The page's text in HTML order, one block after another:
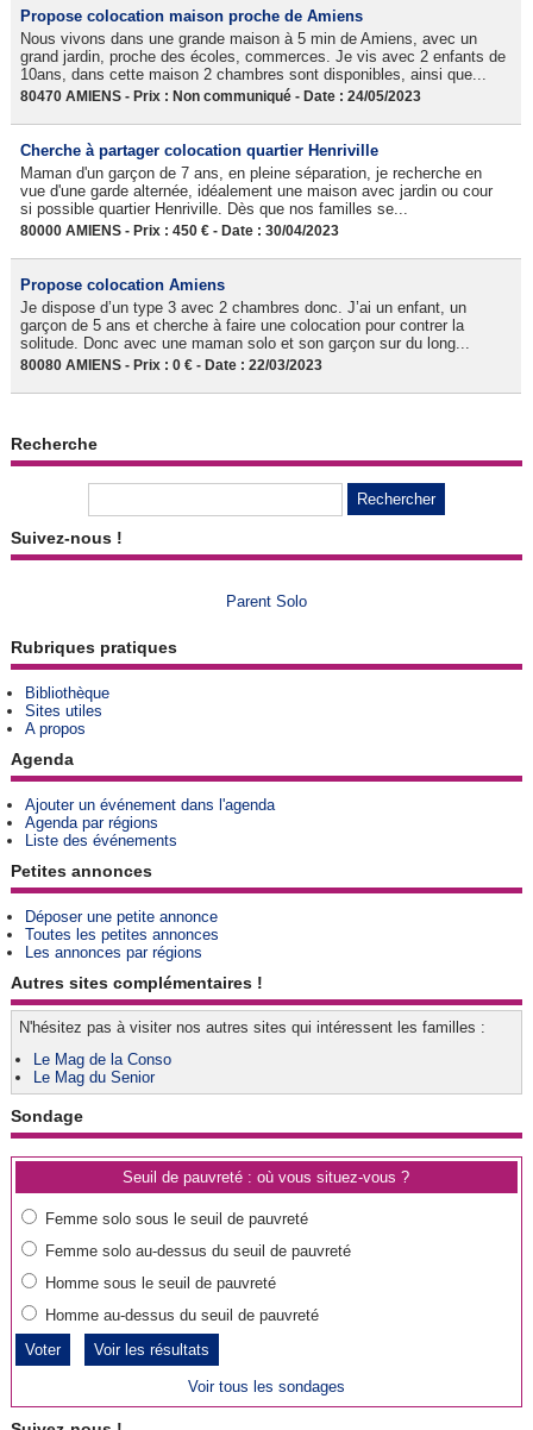
Propose colocation maison proche de Amiens
Nous vivons dans une grande maison à 5 min de Amiens, avec un
grand jardin, proche des écoles, commerces. Je vis avec 2 enfants de
10ans, dans cette maison 2 chambres sont disponibles, ainsi que...
80470 AMIENS - Prix : Non communiqué - Date : 24/05/2023
Cherche à partager colocation quartier Henriville
Maman d'un garçon de 7 ans, en pleine séparation, je recherche en
vue d'une garde alternée, idéalement une maison avec jardin ou cour
si possible quartier Henriville. Dès que nos familles se...
80000 AMIENS - Prix : 450 € - Date : 30/04/2023
Propose colocation Amiens
Je dispose d’un type 3 avec 2 chambres donc. J’ai un enfant, un
garçon de 5 ans et cherche à faire une colocation pour contrer la
solitude. Donc avec une maman solo et son garçon sur du long...
80080 AMIENS - Prix : 0 € - Date : 22/03/2023
Recherche
Suivez-nous !
Parent Solo
Rubriques pratiques
Bibliothèque
Sites utiles
A propos
Agenda
Ajouter un événement dans l'agenda
Agenda par régions
Liste des événements
Petites annonces
Déposer une petite annonce
Toutes les petites annonces
Les annonces par régions
Autres sites complémentaires !
N'hésitez pas à visiter nos autres sites qui intéressent les familles :
Le Mag de la Conso
Le Mag du Senior
Sondage
Seuil de pauvreté : où vous situez-vous ?
Femme solo sous le seuil de pauvreté
Femme solo au-dessus du seuil de pauvreté
Homme sous le seuil de pauvreté
Homme au-dessus du seuil de pauvreté
Voir les résultats
Voir tous les sondages